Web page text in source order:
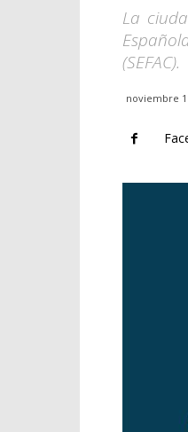
La
(SEFAC).
noviembre